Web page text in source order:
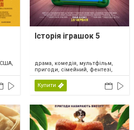
США,
Історія іграшок 5
драма, комедія, мультфільм,
пригоди, сімейний, фентезі,
США, 2026
Купити